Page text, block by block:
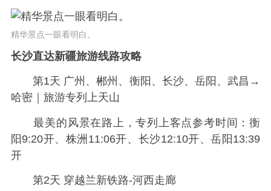
精华景点一眼看明白。
长沙直达新疆旅游线路攻略
第1天 广州、郴州、衡阳、长沙、岳阳、武昌→
哈密｜旅游专列上天山
最美的风景在路上，专列上客点参考时间：衡
阳9:20开、株洲11:06开、长沙12:10开、岳阳13:39
开
第2天 穿越兰新铁路-河西走廊